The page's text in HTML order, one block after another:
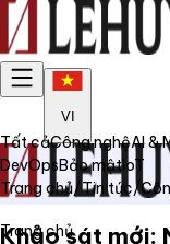
VI
Trang chủ
Tất cảCông nghệAI &
DevOpsBảo mậtIoT
Trang chủ/Tin tức/
Khảo sát mới: